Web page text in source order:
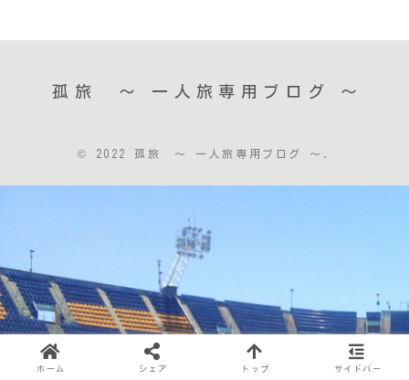
孤旅 〜 一人旅専用ブログ ～
© 2022 孤旅 〜 一人旅専用ブログ ～.
ホーム シェア トップ サイドバー